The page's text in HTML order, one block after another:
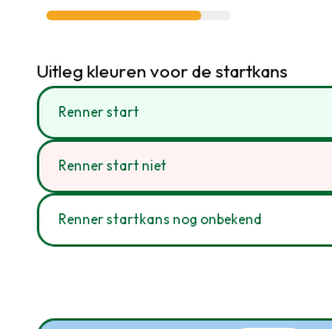
Uitleg kleuren voor de startkans
Renner start
Renner start niet
Renner startkans nog onbekend